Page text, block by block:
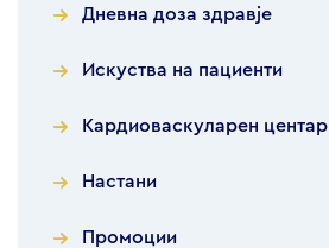
Дневна доза здравје
Искуства на пациенти
Кардиоваскуларен центар
Настани
Промоции